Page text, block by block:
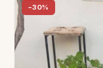
−30%